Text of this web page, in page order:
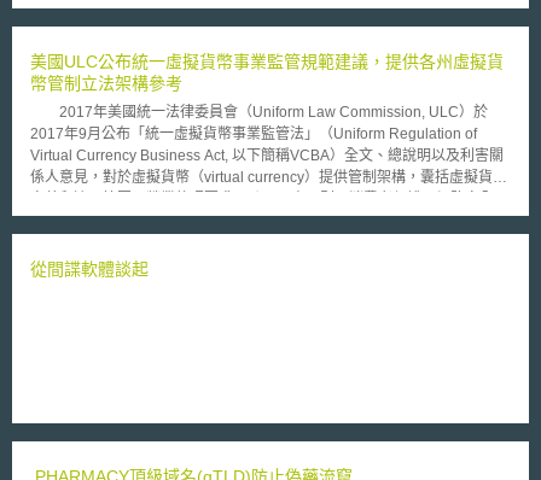
國、馬來西亞等等。有將第三方支付定位為資金傳輸業者，或強調是「非銀
第三方支付主管機關為金融監理單位或者是中央銀行，如日本金融廳，英國
金融服務局(Financial Service Authority，FSA)，新加坡金融管理局
(Monetary Authority of Singapore，MAS)，中國、馬來西亞、泰國央行。
礙於篇幅，本文以下僅就歐洲以及中國規範做介紹。 貳、重點說明 一、歐
盟 第三方支付服務為歐盟2007年「支付服務指令(Payment Service
Directive，簡稱PSD) 」所規範的「支付服務(payment service)」，第三方
支付服務業者為指令所稱之「支付機構(payment institution)」。依照PSD
管機關提出核准申請。以英國而言，英國的主管機關是「金融服務局
capital)最低金額： 依照第6條，支付機構具有最低創辦資本額限制，網
運收入的總和，按比例提存之。如果實際無前一會計年度資料，可採取預估
定，支付機構對於自消費者所收取的代收轉付資金，必須要提供下述防護措
美國ULC公布統一虛擬貨幣事業監管規範建議，提供各州虛擬貨
幣管制立法架構參考
2017年美國統一法律委員會（Uniform Law Commission, ULC）於
2017年9月公布「統一虛擬貨幣事業監管法」（Uniform Regulation of
Virtual Currency Business Act, 以下簡稱VCBA）全文、總說明以及利害關
係人意見，對於虛擬貨幣（virtual currency）提供管制架構，囊括虛擬貨幣
反洗錢和對進行虛擬貨幣商業活動者之監管等重要問題，作為各州相關立法
VCBA作為該州虛擬貨幣管制參考規範之方向討論。
從間諜軟體談起